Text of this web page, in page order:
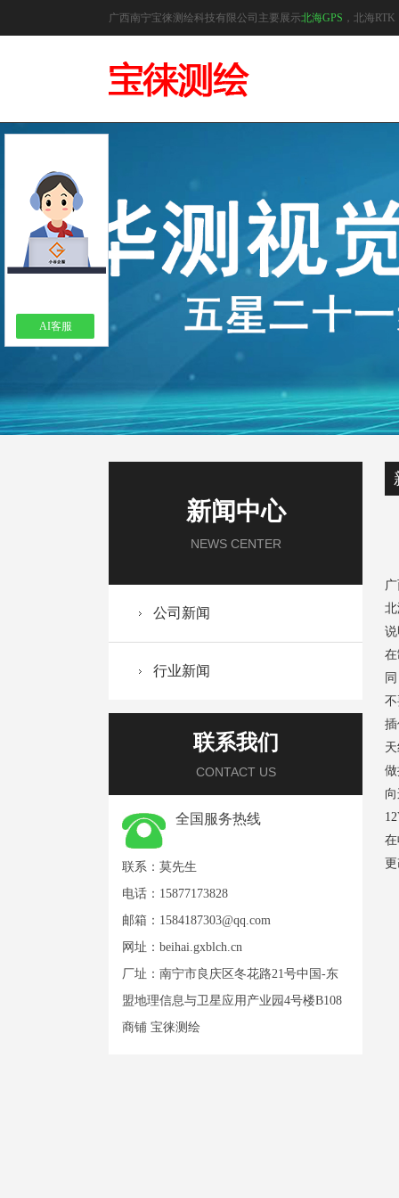
广西南宁宝徕测绘科技有限公司主要展示北海GPS ，北海
新闻中心
NEWS CENTER
公司新闻
行业新闻
联系我们
CONTACT US
全国服务热线
联系：莫先生
电话：15877173828
邮箱： 1584187303@qq.com
网址： beihai.gxblch.cn
厂址：南宁市良庆区冬花路21号中国-东
盟地理信息与卫星应用产业园4号楼B108
商铺 宝徕测绘
说
不
AI客服